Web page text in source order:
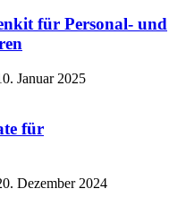
für Personal- und
Januar 2025
für
Dezember 2024